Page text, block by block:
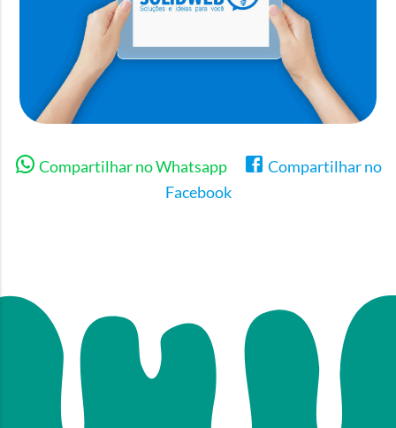
Compartilhar no Whatsapp
Compartilhar no
Facebook